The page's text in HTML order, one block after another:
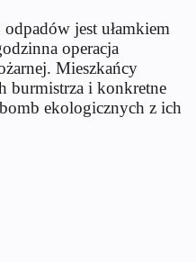
jest ułamkiem
operacja
Mieszkańcy
burmistrza i konkretne
ekologicznych z ich